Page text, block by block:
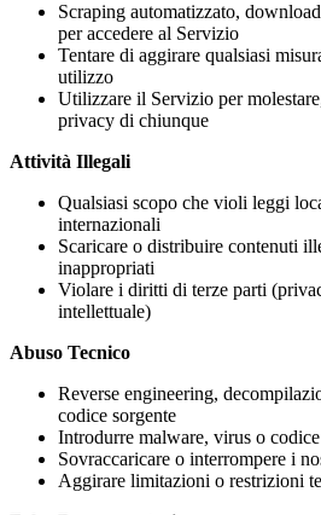
Scraping automatizzato,
per accedere al Servizio
Tentare di aggirare qualsiasi
utilizzo
Utilizzare il Servizio per
privacy di chiunque
Attività Illegali
Qualsiasi scopo che violi leggi
internazionali
Scaricare o distribuire contenuti
inappropriati
Violare i diritti di terze parti
intellettuale)
Abuso Tecnico
Reverse engineering,
codice sorgente
Introdurre malware, virus o
Sovraccaricare o interrompere i
Aggirare limitazioni o restrizioni